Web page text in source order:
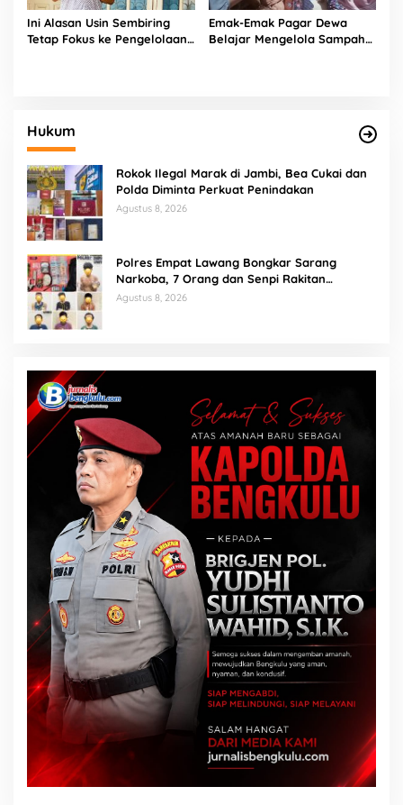
Ini Alasan Usin Sembiring
Tetap Fokus ke Pengelolaan
Emak-Emak Pagar Dewa
Belajar Mengelola Sampah
Hukum
Rokok Ilegal Marak di Jambi, Bea Cukai dan
Polda Diminta Perkuat Penindakan
Agustus 8, 2026
Polres Empat Lawang Bongkar Sarang
Narkoba, 7 Orang dan Senpi Rakitan
Diamankan
Agustus 8, 2026